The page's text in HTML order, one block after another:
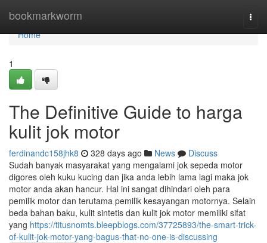
bookmarkworm
Home
Home
1
The Definitive Guide to harga
kulit jok motor
ferdinandc158jhk8 328 days ago News
Discuss
Sudah banyak masyarakat yang mengalami jok sepeda motor
digores oleh kuku kucing dan jika anda lebih lama lagi maka jok
motor anda akan hancur. Hal ini sangat dihindari oleh para
pemilik motor dan terutama pemilik kesayangan motornya. Selain
beda bahan baku, kulit sintetis dan kulit jok motor memiliki sifat
yang https://titusnomts.bleepblogs.com/37725893/the-smart-trick-
of-kulit-jok-motor-yang-bagus-that-no-one-is-discussing